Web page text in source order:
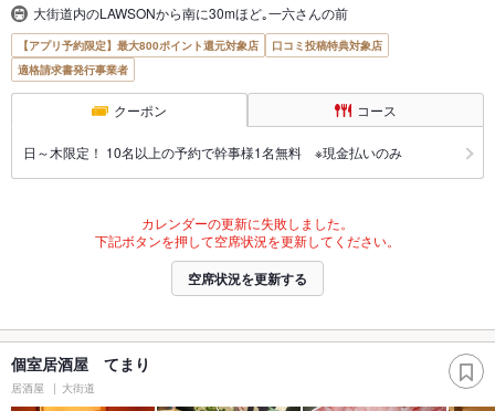
大街道内のLAWSONから南に30mほど｡一六さんの前
【アプリ予約限定】最大800ポイント還元対象店
口コミ投稿特典対象店
適格請求書発行事業者
クーポン コース
日～木限定！ 10名以上の予約で幹事様1名無料 ※現金払いのみ
カレンダーの更新に失敗しました。
下記ボタンを押して空席状況を更新してください。
空席状況を更新する
個室居酒屋 てまり
居酒屋 大街道